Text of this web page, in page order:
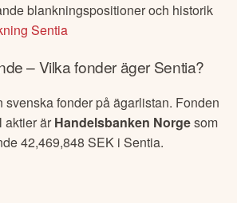
blankningspositioner och historik
Sentia
– Vilka fonder ägerSentia?
svenska fonder på ägarlistan. Fonden
aktier är Handelsbanken Norgesom
42,469,848 SEK iSentia.